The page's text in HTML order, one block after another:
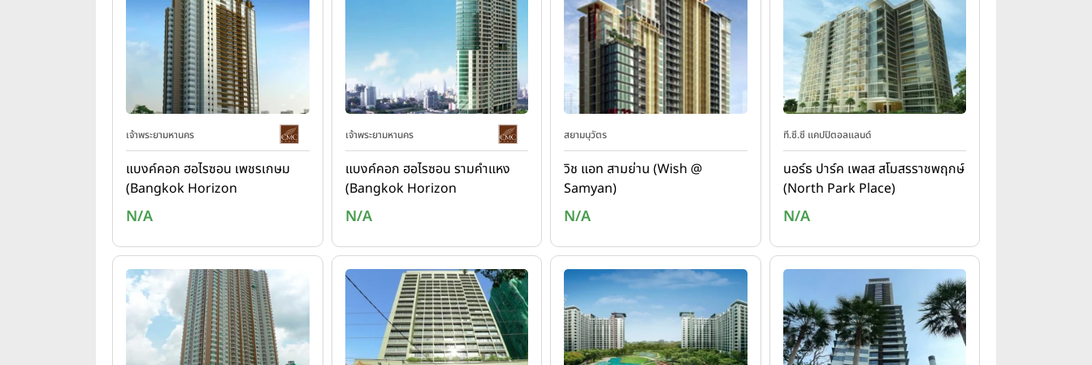
เจ้าพระยามหานคร
แบงค์คอก ฮอไรซอน เพชรเกษม
(Bangkok Horizon
Phetkasem)
N/A
เจ้าพระยามหานคร
แบงค์คอก ฮอไรซอน รามคำแหง
(Bangkok Horizon
Ramkhamhaeng)
N/A
สยามนุวัตร
วิช แอท สามย่าน (Wish @
Samyan)
N/A
ที.ซี.ซี แคปปิตอลแลนด์
นอร์ธ ปาร์ค เพลส สโมสรราชพฤกษ์
(North Park Place)
N/A